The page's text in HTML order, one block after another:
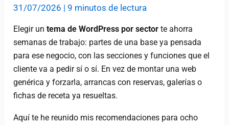
31/07/2026 |9 minutos de lectura
Elegir untema de WordPress por sector te ahorra
semanas de trabajo: partes de una base ya pensada
para ese negocio, con las secciones y funciones que el
cliente va a pedir sí o sí. En vez de montar una web
genérica y forzarla, arrancas con reservas, galerías o
fichas de receta ya resueltas.
Aquí te he reunido mis recomendaciones para ocho